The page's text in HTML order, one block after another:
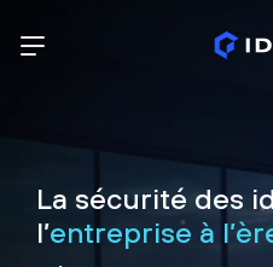
La sécurité des
l’entreprise à